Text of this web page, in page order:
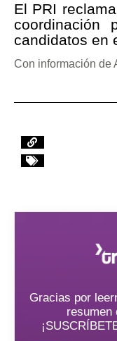
El PRI
coordinación
candidatos en
Con información de
Gracias por
resumen